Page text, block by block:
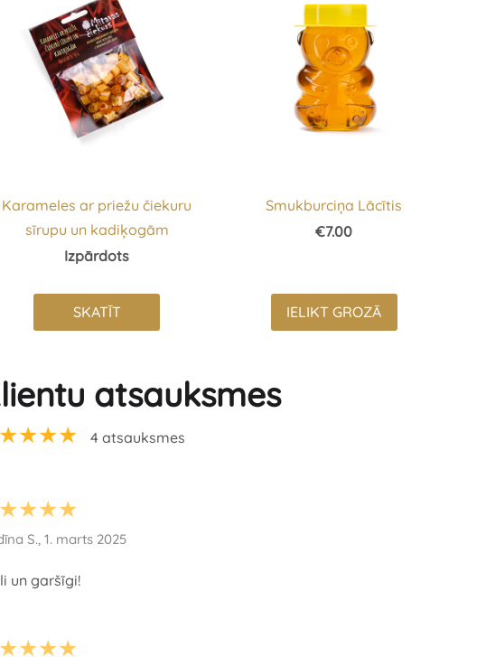
Karameles ar priežu čiekuru
sīrupu un kadiķogām
Izpārdots
SKATĪT
Smukburciņa Lācītis
€7.00
IELIKT GROZĀ
atsauksmes
4 atsauksmes
S., 1. marts 2025
un garšīgi!